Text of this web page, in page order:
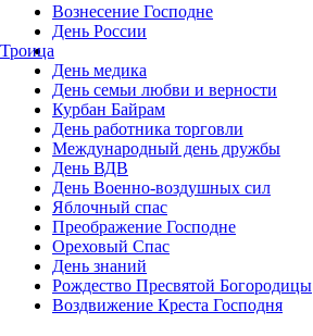
Вознесение Господне
День России
Троица
День медика
День семьи любви и верности
Курбан Байрам
День работника торговли
Международный день дружбы
День ВДВ
День Военно-воздушных сил
Яблочный спас
Преображение Господне
Ореховый Спас
День знаний
Рождество Пресвятой Богородицы
Воздвижение Креста Господня